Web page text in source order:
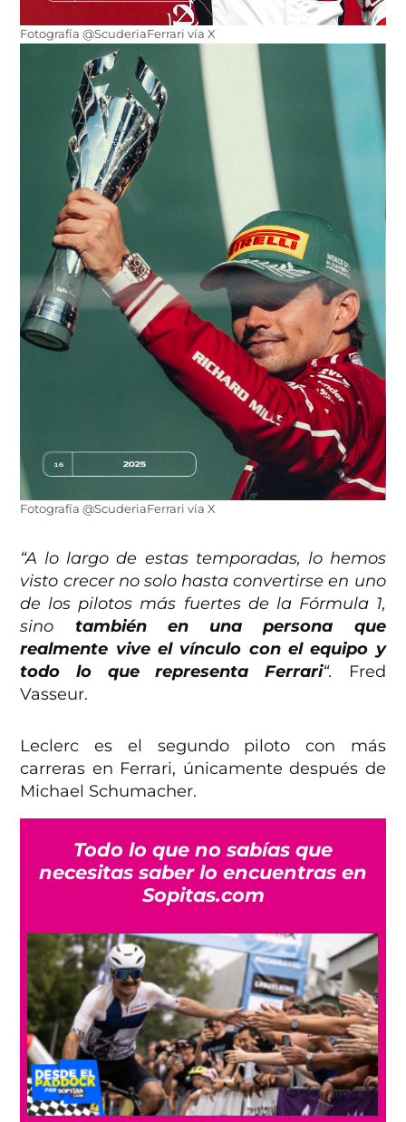
Fotografía @ScuderiaFerrari vía X
Fotografía @ScuderiaFerrari vía X
“A lo largo de estas temporadas, lo hemos
visto crecer no solo hasta convertirse en uno
de los pilotos más fuertes de la Fórmula 1,
sino también en una persona que
realmente vive el vínculo con el equipo y
todo lo que representa Ferrari“.
Fred
Vasseur.
Leclerc es el segundo piloto con más
carreras en Ferrari, únicamente después de
Michael Schumacher.
Todo lo que no sabías que
necesitas saber lo encuentras en
Sopitas.com